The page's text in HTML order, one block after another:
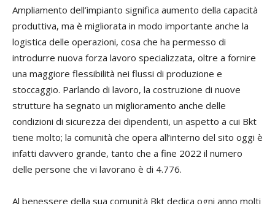
Ampliamento dell’impianto significa aumento della capacità
produttiva, ma è migliorata in modo importante anche la
logistica delle operazioni, cosa che ha permesso di
introdurre nuova forza lavoro specializzata, oltre a fornire
una maggiore flessibilità nei flussi di produzione e
stoccaggio. Parlando di lavoro, la costruzione di nuove
strutture ha segnato un miglioramento anche delle
condizioni di sicurezza dei dipendenti, un aspetto a cui Bkt
tiene molto; la comunità che opera all’interno del sito oggi è
infatti davvero grande, tanto che a fine 2022 il numero
delle persone che vi lavorano è di 4.776.
Al benessere della sua comunità Bkt dedica ogni anno molti